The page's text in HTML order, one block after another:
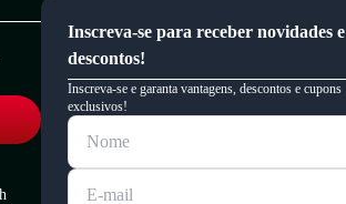
Inscreva-se para receber novidades e
descontos!
Inscreva-se e garanta vantagens, descontos e cupons
exclusivos!